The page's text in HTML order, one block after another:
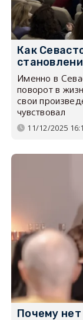
Как
Именно в
поворот в
свои
чувствовал
11/12/2025
Почему нет